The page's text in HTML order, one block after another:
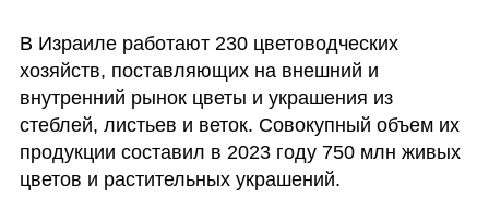
В Израиле работают 230 цветоводческих
хозяйств, поставляющих на внешний и
внутренний рынок цветы и украшения из
стеблей, листьев и веток. Совокупный объем их
продукции составил в 2023 году 750 млн живых
цветов и растительных украшений.